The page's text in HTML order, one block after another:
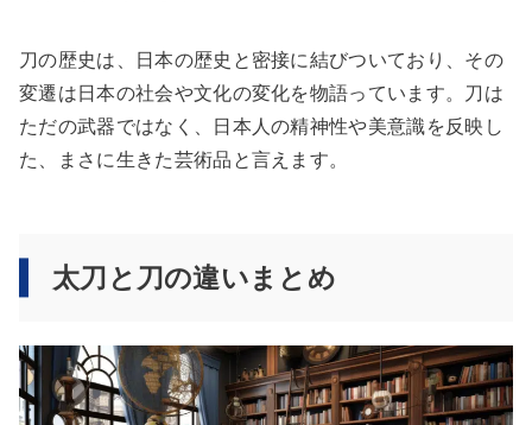
刀の歴史は、日本の歴史と密接に結びついており、その
変遷は日本の社会や文化の変化を物語っています。刀は
ただの武器ではなく、日本人の精神性や美意識を反映し
た、まさに生きた芸術品と言えます。
太刀と刀の違いまとめ